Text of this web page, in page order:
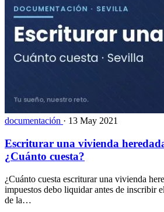
documentación · 13 May 2021
Escriturar una vivienda
¿Cuánto cuesta?
¿Cuánto cuesta escriturar una vivienda
impuestos debo liquidar antes de inscribir
de la…